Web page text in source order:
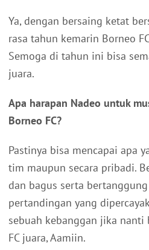
Ya, dengan bersaing ketat
rasa tahun kemarin Borneo
Semoga di tahun ini bisa
juara.
Apa harapan Nadeo untuk
Borneo FC?
Pastinya bisa mencapai apa
tim maupun secara pribadi.
dan bagus serta
pertandingan yang
sebuah kebanggan jika nanti
FC juara, Aamiin.